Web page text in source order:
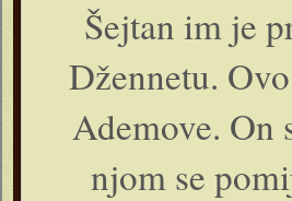
Šejtan im je
Džennetu.
Ademove. On
njom se